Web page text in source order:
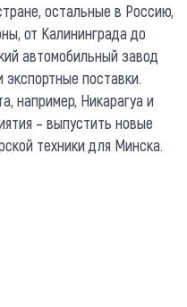
остальные в Россию,
от Калининграда до
автомобильный завод
поставки.
например, Никарагуа и
– выпустить новые
техники для Минска.